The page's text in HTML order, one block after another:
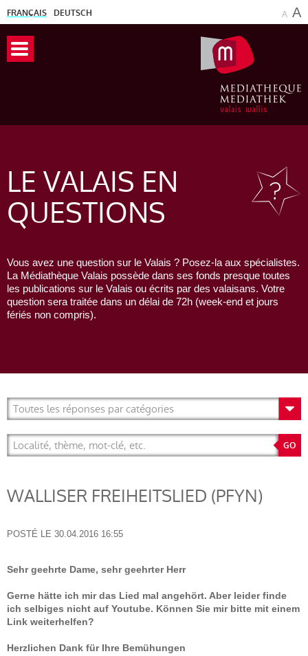
FRANÇAIS DEUTSCH A A
LE VALAIS EN
QUESTIONS
Vous avez une question sur le Valais ? Posez-la aux spécialistes.
La Médiathèque Valais possède dans ses fonds presque toutes
les publications sur le Valais ou écrits par des valaisans. Votre
question sera traitée dans un délai de 72h (week-end et jours
fériés non compris).
WALLISER FREIHEITSLIED (PFYN)
POSTÉ LE 30.04.2016 16:55
Sehr geehrte Dame, sehr geehrter Herr
Gerne hätte ich mir das Lied mal angehört. Aber leider finde
ich selbiges nicht auf Youtube. Können Sie mir bitte mit einem
Link weiterhelfen?
Herzlichen Dank für Ihre Bemühungen